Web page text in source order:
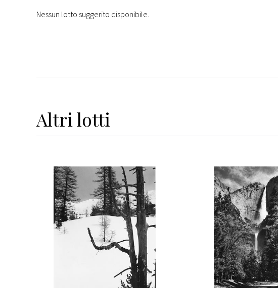
Nessun lotto suggerito disponibile.
Altri lotti